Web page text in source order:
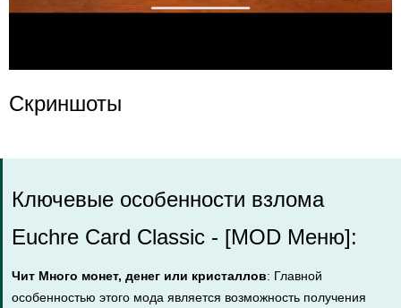
Скриншоты
Ключевые особенности взлома
Euchre Card Classic - [MOD Меню]:
Чит Много монет, денег или кристаллов: Главной
особенностью этого мода является возможность получения